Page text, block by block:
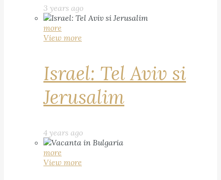
3 years ago
more
View more
Israel: Tel Aviv si
Jerusalim
4 years ago
more
View more